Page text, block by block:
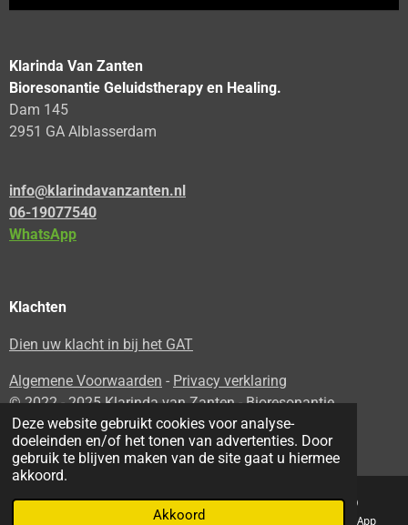
Deze website gebruikt cookies voor analyse-
doeleinden en/of het tonen van advertenties. Door
gebruik te blijven maken van de site gaat u hiermee
akkoord.
Akkoord
Klarinda Van Zanten
Bioresonantie Geluidstherapy en Healing.
Dam 145
2951 GA Alblasserdam
info@klarindavanzanten.nl
06-19077540
WhatsApp
Klachten
Dien uw klacht in bij het GAT
Algemene Voorwaarden - Privacy verklaring
© 2022 - 2025 Klarinda van Zanten - Bioresonantie,
Geluidstherapy en Healing.
Powered byJouwWeb
Kaart WhatsApp